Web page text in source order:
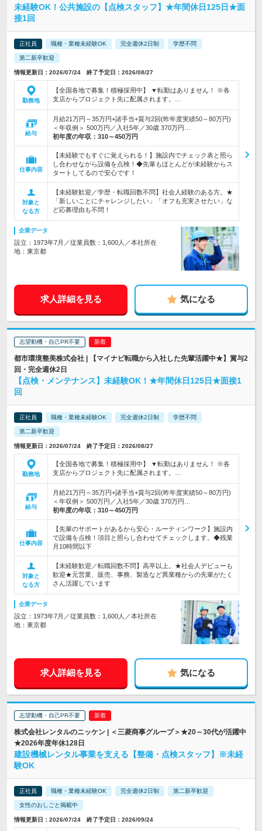
未経験OK！公共施設の【点検スタッフ】★年間休日125日★面
接1回
正社員 職種・業種未経験OK 完全週休2日制 学歴不問
第二新卒歓迎
情報更新日：2026/07/24 終了予定日：2026/08/27
勤務地
【全国各地で募集！積極採用中】 ▼転勤はありません！ ※各
支店からプロジェクト先に配属されます。…
給与
月給21万円～35万円+諸手当+賞与2回(昨年度実績50～80万円)
＜年収例＞ 500万円／入社5年／30歳 370万円…
初年度の年収： 310～450万円
仕事内容
【未経験でもすぐに覚えられる！】施設内でチェック表と照ら
し合わせながら設備を点検！◆先輩もほとんどが未経験からス
タートしてるので安心です！
対象と
なる方
【未経験歓迎／学歴・転職回数不問】社会人経験のある方。★
「新しいことにチャレンジしたい」「オフも充実させたい」な
ど応募理由も不問！
企業データ
設立：1973年7月／従業員数：1,600人／本社所在
地：東京都
求人詳細を見る 気になる
志望動機・自己PR不要
都市環境整美株式会社 | 【マイナビ転職から入社した先輩活躍中★】賞与2
回・完全週休2日
【点検・メンテナンス】未経験OK！★年間休日125日★面接1
回
正社員 職種・業種未経験OK 完全週休2日制 学歴不問
第二新卒歓迎
情報更新日：2026/07/24 終了予定日：2026/08/27
勤務地
【全国各地で募集！積極採用中】 ▼転勤はありません！ ※各
支店からプロジェクト先に配属されます。…
給与
月給21万円～35万円+諸手当+賞与2回(昨年度実績50～80万円)
＜年収例＞ 500万円／入社5年／30歳 370万円…
初年度の年収： 310～450万円
仕事内容
【先輩のサポートがあるから安心・ルーティンワーク】施設内
で設備を点検！項目と照らし合わせてチェックします。◆残業
月10時間以下
対象と
なる方
【未経験歓迎／転職回数不問】高卒以上。★社会人デビューも
歓迎★元営業、販売、事務、製造など異業種からの先輩がたく
さん活躍しています
企業データ
設立：1973年7月／従業員数：1,600人／本社所在
地：東京都
求人詳細を見る 気になる
志望動機・自己PR不要
株式会社レンタルのニッケン | ＜三菱商事グループ＞★20～30代が活躍中
★2026年度年休128日
建設機械レンタル事業を支える【整備・点検スタッフ】※未経
験OK
正社員 職種・業種未経験OK 完全週休2日制 第二新卒歓迎
女性のおしごと掲載中
情報更新日：2026/07/24 終了予定日：2026/09/24